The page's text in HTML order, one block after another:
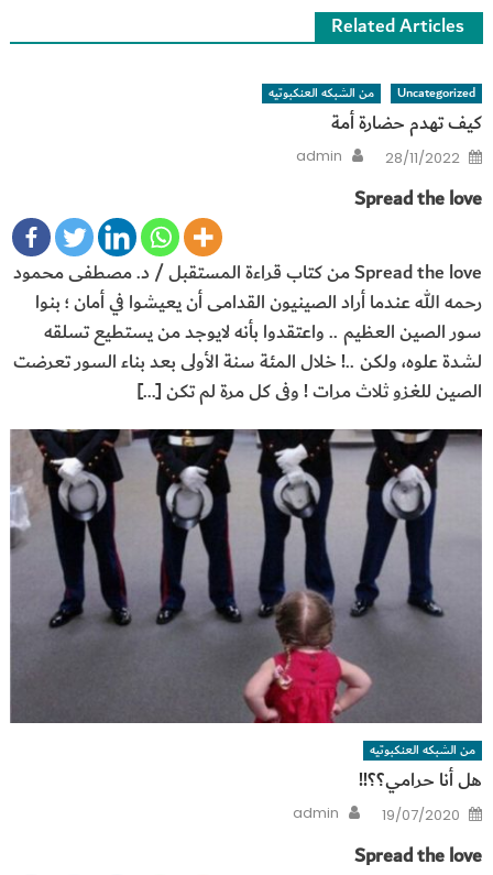
Related Articles
Uncategorized من الشبكه العنكبوتيه
كيف تهدم حضارة أمة
Posted
on
28/11/2022
Author
admin
Spread the love
Spread the love من كتاب قراءة المستقبل / د. مصطفى محمود
رحمه الله عندما أراد الصينيون القدامى أن يعيشوا في أمان ؛ بنوا
سور الصين العظيم .. واعتقدوا بأنه لايوجد من يستطيع تسلقه
لشدة علوه، ولكن ..! خلال المئة سنة الأولى بعد بناء السور تعرضت
الصين للغزو ثلاث مرات ! وفى كل مرة لم تكن […]
من الشبكه العنكبوتيه
هل أنا حرامي؟؟!!
Posted
on
19/07/2020
Author
admin
Spread the love